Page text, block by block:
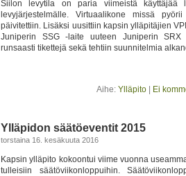
Siilon levytila on paria viimeistä käyttäjää
levyjärjestelmälle. Virtuaalikone missä
päivitettiin. Lisäksi uusittiin kapsin ylläpitäjien
Juniperin SSG -laite uuteen Juniperin SRX
runsaasti tikettejä sekä tehtiin suunnitelmia
Aihe: Ylläpito| Ei
Ylläpidon säätöeventit 2015
torstaina 16. kesäkuuta 2016
Kapsin ylläpito kokoontui viime vuonna
tulleisiin säätöviikonloppuihin.